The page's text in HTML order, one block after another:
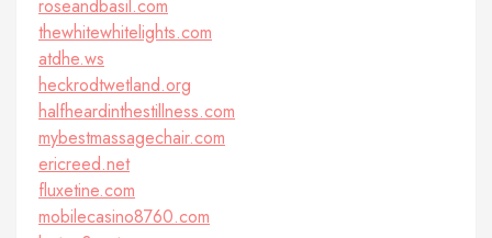
roseandbasil.com
thewhitewhitelights.com
atdhe.ws
heckrodtwetland.org
halfheardinthestillness.com
mybestmassagechair.com
ericreed.net
fluxetine.com
mobilecasino8760.com